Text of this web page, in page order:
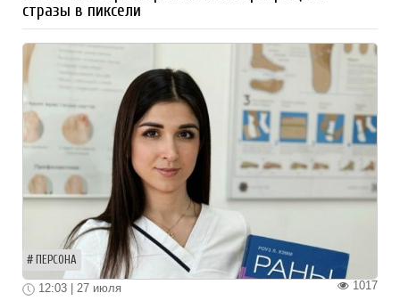
стразы в пиксели
ПЕРСОНА
1017
12:03 | 27 июля